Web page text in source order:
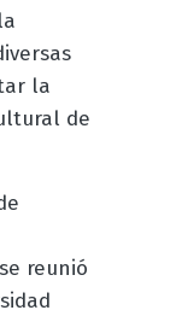
la
de
reunió